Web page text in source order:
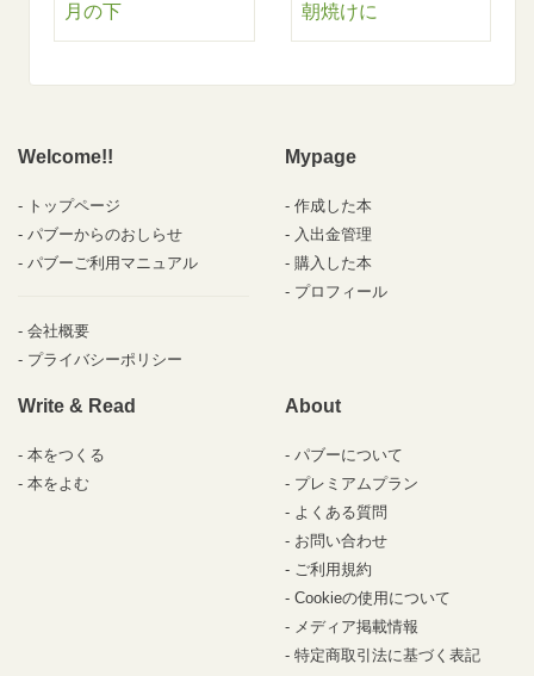
月の下 朝焼けに
Welcome!!
トップページ
パブーからのおしらせ
パブーご利用マニュアル
会社概要
プライバシーポリシー
Mypage
作成した本
入出金管理
購入した本
プロフィール
Write & Read
本をつくる
本をよむ
About
パブーについて
プレミアムプラン
よくある質問
お問い合わせ
ご利用規約
Cookieの使用について
メディア掲載情報
特定商取引法に基づく表記